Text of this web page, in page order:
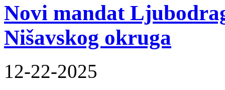
Novi mandat
Nišavskog okruga
12-22-2025